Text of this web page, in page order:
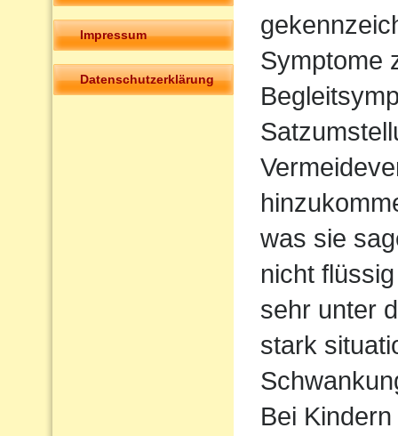
Impressum
Datenschutzerklärung
Symptome
was sie
nicht
sehr unter
stark
Bei